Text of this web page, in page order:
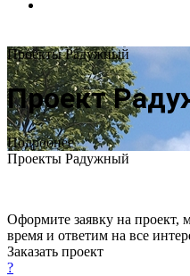
Проекты Радужный
Проект
Подробнее
Проекты Радужный
Оформите заявку на
время и ответим на все
Заказать проект
?